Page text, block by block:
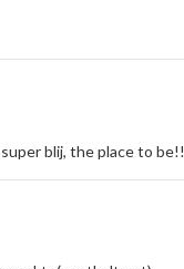
blij, the place to be!!